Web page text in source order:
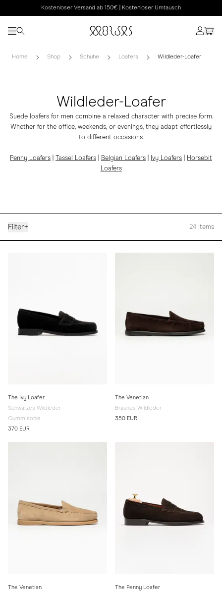
Kostenloser Versand ab 150€ | Kostenloser Umtausch
Home Shop Schuhe Loafers Wildleder-Loafer
Wildleder-Loafer
Suede loafers for men combine a relaxed character with precise form.
Whether for the office, weekends, or evenings, they adapt effortlessly
to different occasions.
Penny Loafers Tassel Loafers Belgian Loafers Ivy Loafers
Horsebit
Loafers
Filter+ 24 Items
The Ivy Loafer
Schwarzes Wildleder
Gummisohle
370 EUR
The Venetian
Braunes Wildleder
350 EUR
The Venetian
The Penny Loafer